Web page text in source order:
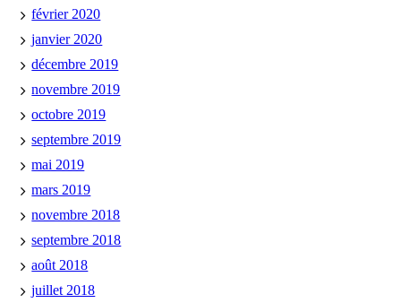
février 2020
janvier 2020
décembre 2019
novembre 2019
octobre 2019
septembre 2019
mai 2019
mars 2019
novembre 2018
septembre 2018
août 2018
juillet 2018